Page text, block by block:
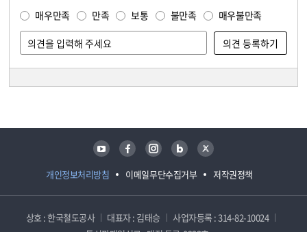
매우만족 만족 보통 불만족 매우불만족
개인정보처리방침 이메일무단수집거부 저작권정책
유튜브 페이스북 인스타그램 블로그 트위터
상호 : 한국철도공사 대표자 : 김태승
사업자등록 : 314-82-10024